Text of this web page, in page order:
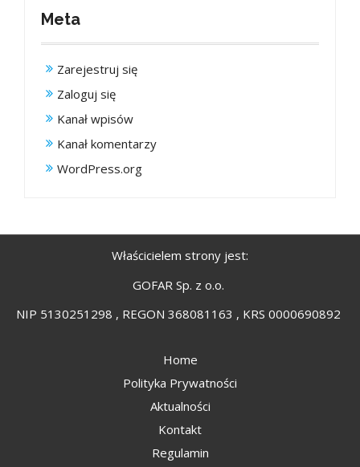
Meta
Zarejestruj się
Zaloguj się
Kanał wpisów
Kanał komentarzy
WordPress.org
Właścicielem strony jest:
GOFAR Sp. z o.o.
NIP 5130251298 , REGON 368081163 , KRS 0000690892
Home
Polityka Prywatności
Aktualności
Kontakt
Regulamin